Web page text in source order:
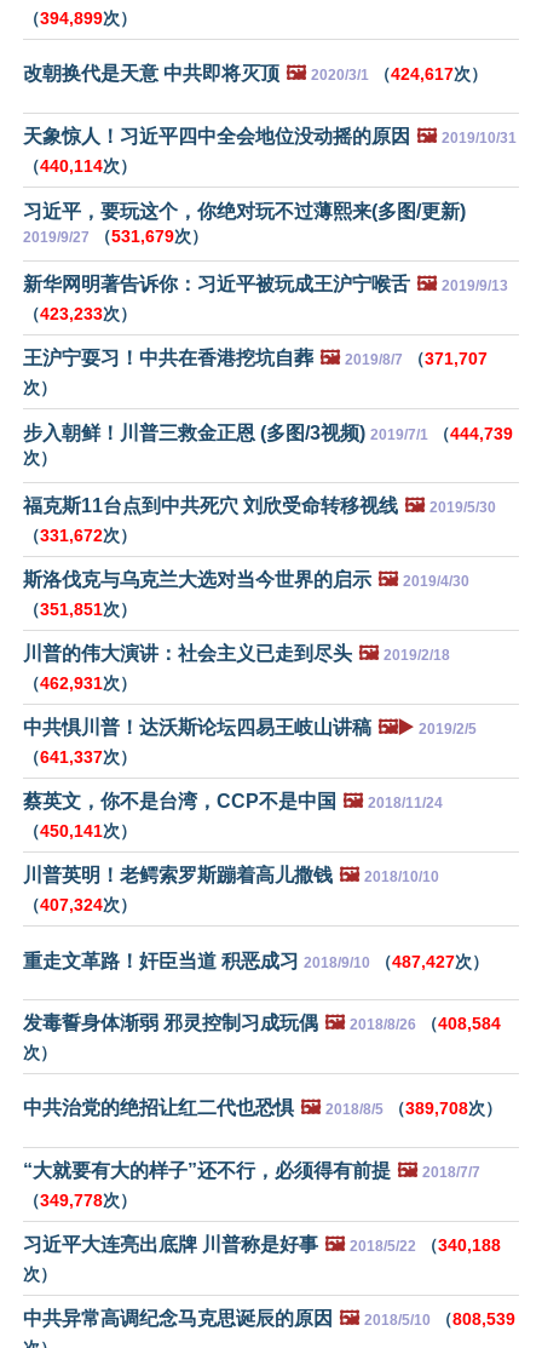
（394,899次）
改朝换代是天意 中共即将灭顶 🖼️ 2020/3/1 （424,617次）
天象惊人！习近平四中全会地位没动摇的原因 🖼️ 2019/10/31
（440,114次）
习近平，要玩这个，你绝对玩不过薄熙来(多图/更新)
2019/9/27 （531,679次）
新华网明著告诉你：习近平被玩成王沪宁喉舌 🖼️ 2019/9/13
（423,233次）
王沪宁耍习！中共在香港挖坑自葬 🖼️ 2019/8/7 （371,707
次）
步入朝鲜！川普三救金正恩 (多图/3视频) 2019/7/1 （444,739
次）
福克斯11台点到中共死穴 刘欣受命转移视线 🖼️ 2019/5/30
（331,672次）
斯洛伐克与乌克兰大选对当今世界的启示 🖼️ 2019/4/30
（351,851次）
川普的伟大演讲：社会主义已走到尽头 🖼️ 2019/2/18
（462,931次）
中共惧川普！达沃斯论坛四易王岐山讲稿 🖼️▶️ 2019/2/5
（641,337次）
蔡英文，你不是台湾，CCP不是中国 🖼️ 2018/11/24
（450,141次）
川普英明！老鳄索罗斯蹦着高儿撒钱 🖼️ 2018/10/10
（407,324次）
重走文革路！奸臣当道 积恶成习 2018/9/10 （487,427次）
发毒誓身体渐弱 邪灵控制习成玩偶 🖼️ 2018/8/26 （408,584
次）
中共治党的绝招让红二代也恐惧 🖼️ 2018/8/5 （389,708次）
“大就要有大的样子”还不行，必须得有前提 🖼️ 2018/7/7
（349,778次）
习近平大连亮出底牌 川普称是好事 🖼️ 2018/5/22 （340,188
次）
中共异常高调纪念马克思诞辰的原因 🖼️ 2018/5/10 （808,539